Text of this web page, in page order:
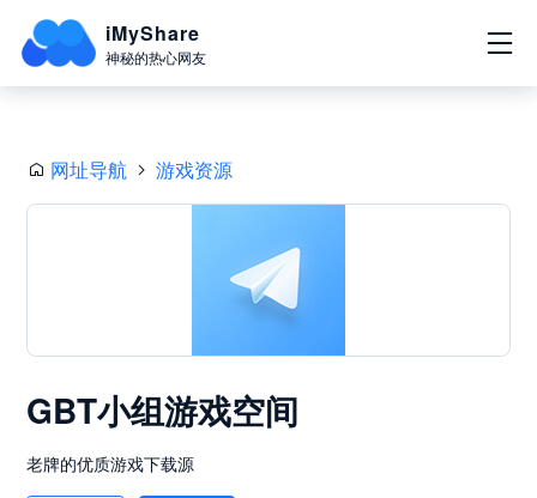
iMyShare
神秘的热心网友
网址导航 游戏资源
GBT小组游戏空间
老牌的优质游戏下载源